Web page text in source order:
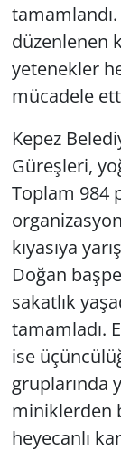
düzenlenen
yetenekler
mücadele
Kepez
Güreşleri,
Toplam 984
kıyasıya
Doğan
sakatlık
tamamladı.
ise
gruplarında
miniklerden
heyecanlı